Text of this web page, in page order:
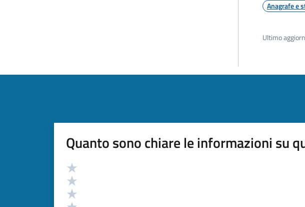
Anagrafe e
Ultimo
Quanto sono chiare le informazioni su
Valutazione